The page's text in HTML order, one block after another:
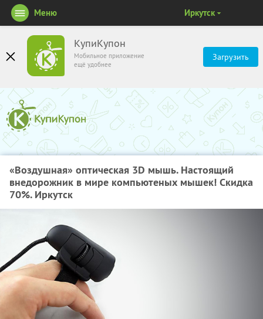
КупиКупон
Мобильное приложение
ещё удобнее
Загрузить
Меню Иркутск
«Воздушная» оптическая 3D мышь. Настоящий
внедорожник в мире компьютеных мышек! Скидка
70%. Иркутск